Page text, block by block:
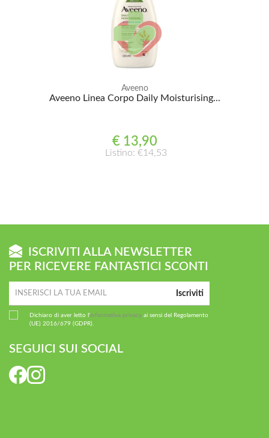
Aveeno
Aveeno Linea Corpo Daily Moisturising...
€ 13,90
Listino: €14,53
ISCRIVITI ALLA NEWSLETTER
PER RICEVERE FANTASTICI SCONTI
Iscriviti
Dichiaro di aver letto l'informativa privacy ai sensi del Regolamento
(UE) 2016/679 (GDPR).
SEGUICI SUI SOCIAL